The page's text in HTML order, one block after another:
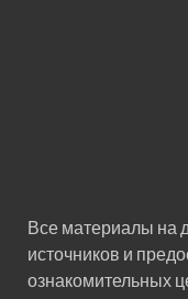
Все материалы на
источников и
ознакомительных